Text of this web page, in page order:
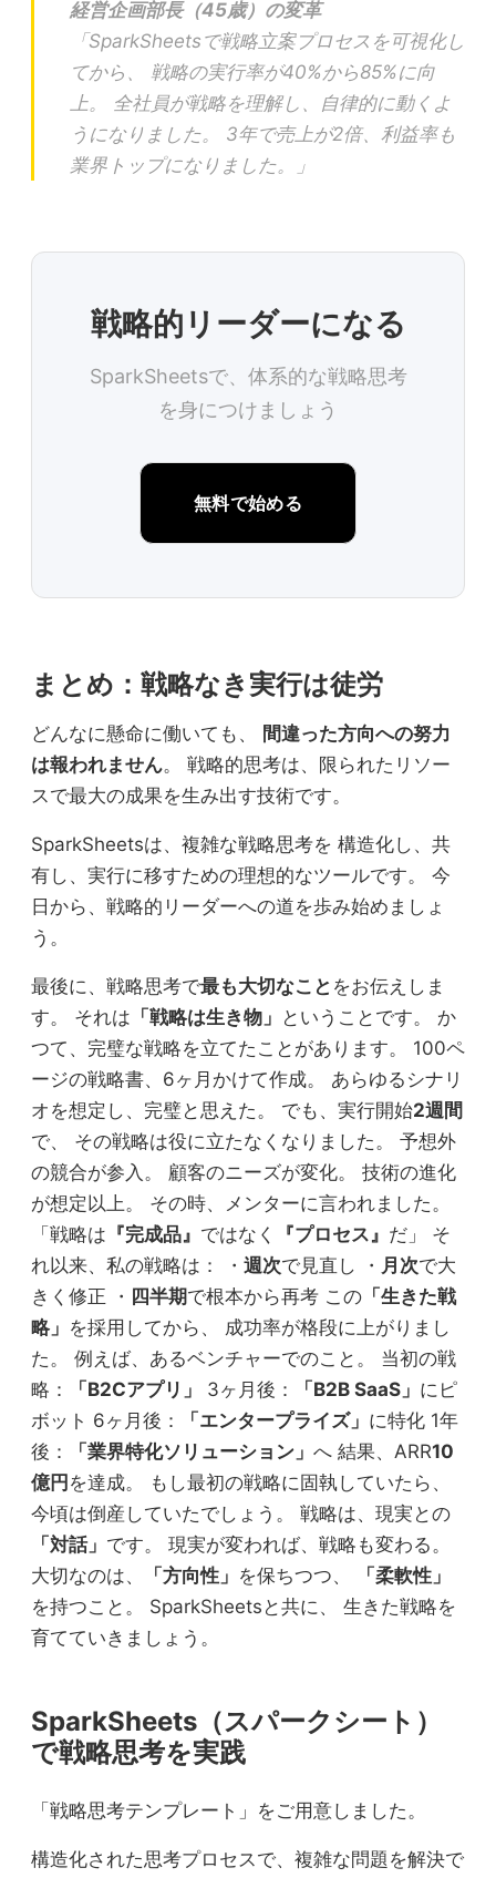
経営企画部長（45歳）の変革
「SparkSheetsで戦略立案プロセスを可視化し
てから、 戦略の実行率が40%から85%に向
上。 全社員が戦略を理解し、自律的に動くよ
うになりました。 3年で売上が2倍、利益率も
業界トップになりました。」
戦略的リーダーになる
SparkSheetsで、体系的な戦略思考
を身につけましょう
無料で始める
まとめ：戦略なき実行は徒労
どんなに懸命に働いても、
間違った方向への努力
は報われません。 戦略的思考は、限られたリソー
スで最大の成果を生み出す技術です。
SparkSheetsは、複雑な戦略思考を 構造化し、共
有し、実行に移すための理想的なツールです。 今
日から、戦略的リーダーへの道を歩み始めましょ
う。
最後に、戦略思考で最も大切なこと をお伝えしま
す。 それは 「戦略は生き物」 ということです。 か
つて、完璧な戦略を立てたことがあります。 100ペ
ージの戦略書、6ヶ月かけて作成。 あらゆるシナリ
オを想定し、完璧と思えた。 でも、実行開始2週間
で、 その戦略は役に立たなくなりました。 予想外
の競合が参入。 顧客のニーズが変化。 技術の進化
が想定以上。 その時、メンターに言われました。
「戦略は 『完成品』 ではなく 『プロセス』 だ」 そ
れ以来、私の戦略は： ・ 週次で見直し ・ 月次で大
きく修正 ・ 四半期で根本から再考 この 「生きた戦
略」 を採用してから、 成功率が格段に上がりまし
た。 例えば、あるベンチャーでのこと。 当初の戦
略：
「B2Cアプリ」 3ヶ月後： 「B2B SaaS」 にピ
ボット 6ヶ月後：
「エンタープライズ」 に特化 1年
後：
「業界特化ソリューション」 へ 結果、ARR10
億円 を達成。 もし最初の戦略に固執していたら、
今頃は倒産していたでしょう。 戦略は、現実との
「対話」 です。 現実が変われば、戦略も変わる。
大切なのは、
「方向性」 を保ちつつ、
「柔軟性」
を持つこと。 SparkSheetsと共に、 生きた戦略を
育てていきましょう。
SparkSheets（スパークシート）
で戦略思考を実践
「戦略思考テンプレート」をご用意しました。
構造化された思考プロセスで、複雑な問題を解決で